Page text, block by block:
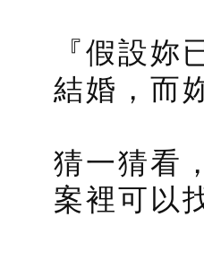
『假設
結婚，而
猜一猜看
案裡可以